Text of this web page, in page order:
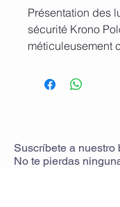
Présentation des
sécurité Krono
méticuleusement
Ces lunettes hautes
offrant une
inégalée contre
Suscríbete a nuestro
No te pierdas